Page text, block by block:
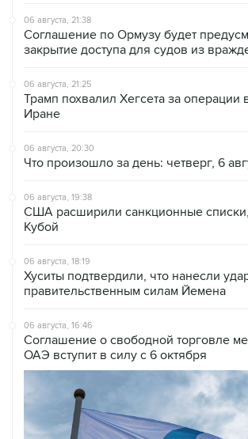
06 августа, 21:38
Соглашение по Ормузу будет
закрытие доступа для судов из
06 августа, 21:25
Трамп похвалил Хегсета за операции
Иране
06 августа, 20:30
Что произошло за день: четверг, 6
06 августа, 19:38
США расширили санкционные
Кубой
06 августа, 18:19
Хуситы подтвердили, что нанесли
правительственным силам Йемена
06 августа, 16:46
Соглашение о свободной торговле
ОАЭ вступит в силу с 6 октября